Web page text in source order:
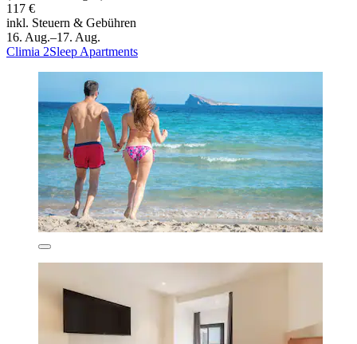
117 €
inkl. Steuern & Gebühren
16. Aug.–17. Aug.
Climia 2Sleep Apartments